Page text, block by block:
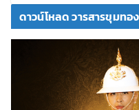
ดาวน์โหลด วารสารขุมทอ